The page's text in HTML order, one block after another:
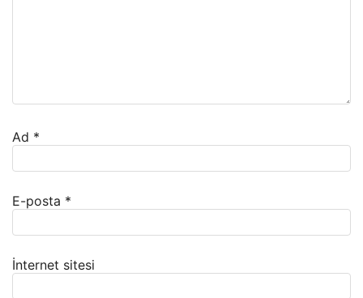
Ad *
E-posta *
İnternet sitesi